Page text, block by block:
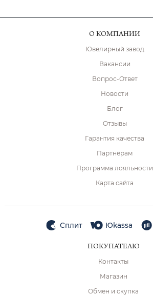
О КОМПАНИИ
Ювелирный завод
Вакансии
Вопрос-Ответ
Новости
Блог
Отзывы
Гарантия качества
Партнёрам
Программа лояльности
Карта сайта
Сплит Юkassa
ПОКУПАТЕЛЮ
Контакты
Магазин
Обмен и скупка